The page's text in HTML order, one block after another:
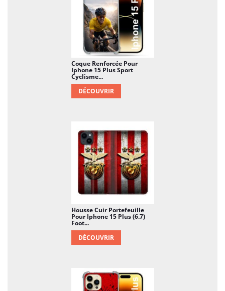
Coque Renforcée Pour
Iphone 15 Plus Sport
Cyclisme...
DÉCOUVRIR
Housse Cuir Portefeuille
Pour Iphone 15 Plus (6.7)
Foot...
DÉCOUVRIR